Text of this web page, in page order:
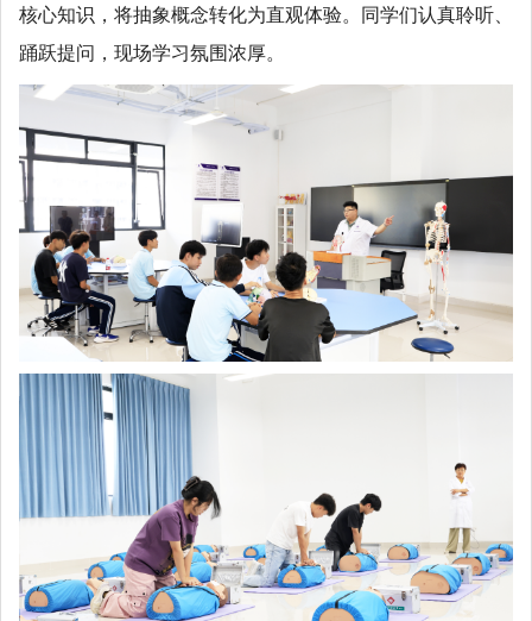
核心知识，将抽象概念转化为直观体验。同学们认真聆听、
踊跃提问，现场学习氛围浓厚。